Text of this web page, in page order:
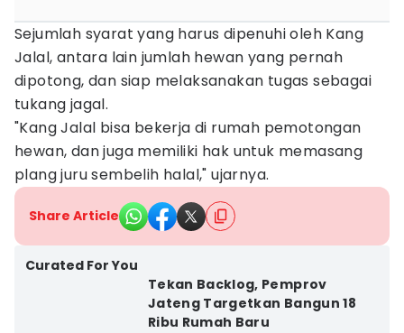
Sejumlah syarat yang harus dipenuhi oleh Kang
Jalal, antara lain jumlah hewan yang pernah
dipotong, dan siap melaksanakan tugas sebagai
tukang jagal.
"Kang Jalal bisa bekerja di rumah pemotongan
hewan, dan juga memiliki hak untuk memasang
plang juru sembelih halal," ujarnya.
Share Article
Curated For You
Tekan Backlog, Pemprov
Jateng Targetkan Bangun 18
Ribu Rumah Baru